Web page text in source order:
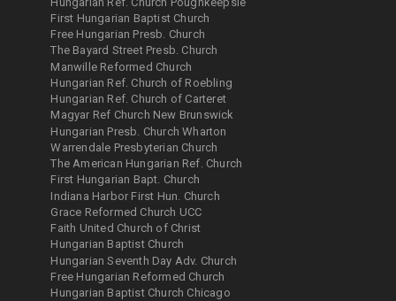
First Hungarian Baptist Church
Free Hungarian Presb. Church
The Bayard Street Presb. Church
Manwille Reformed Church
Hungarian Ref. Church of Roebling
Hungarian Ref. Church of Carteret
Magyar Ref Church New Brunswick
Hungarian Presb. Church Wharton
Warrendale Presbyterian Church
The American Hungarian Ref. Church
First Hungarian Bapt. Church
Indiana Harbor First Hun. Church
Grace Reformed Church UCC
Faith United Church of Christ
Hungarian Baptist Church
Hungarian Seventh Day Adv. Church
Free Hungarian Reformed Church
Hungarian Baptist Church Chicago